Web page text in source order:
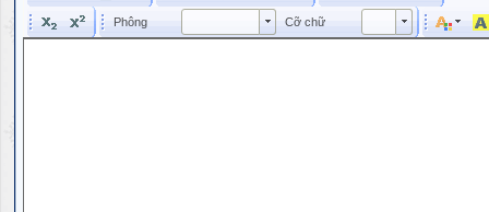
Phông Phông Cỡ chữ Kích cỡ phông